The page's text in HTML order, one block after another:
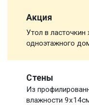
Акция
Утол в ласточкин
одноэтажного
Стены
Из
влажности